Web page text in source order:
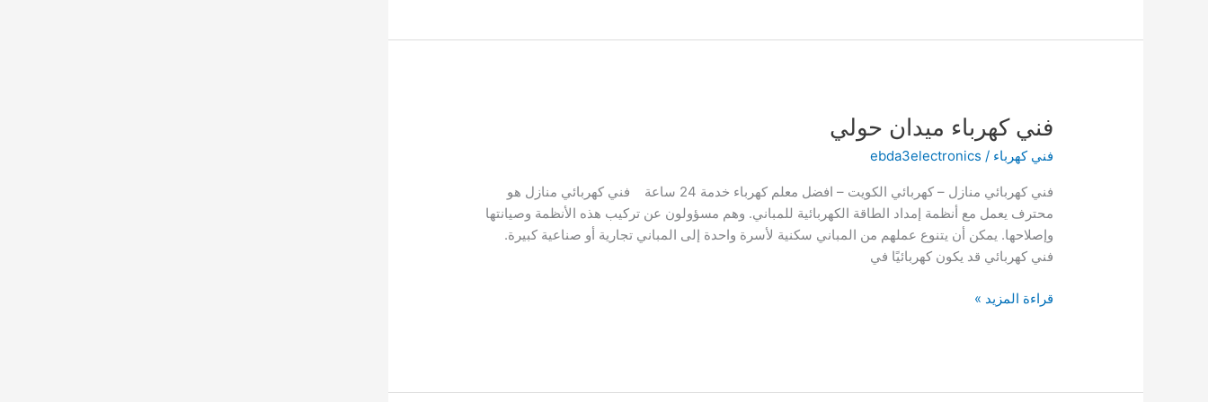
فني كهرباء ميدان حولي
فني كهرباء /
ebda3electronics
فني كهربائي منازل – كهربائي الكويت – افضل معلم كهرباء خدمة 24 ساعة فني كهربائي منازل هو
محترف يعمل مع أنظمة إمداد الطاقة الكهربائية للمباني. وهم مسؤولون عن تركيب هذه الأنظمة وصيانتها
وإصلاحها. يمكن أن يتنوع عملهم من المباني سكنية لأسرة واحدة إلى المباني تجارية أو صناعية كبيرة.
فني كهربائي قد يكون كهربائيًا في
فني
قراءة المزيد »